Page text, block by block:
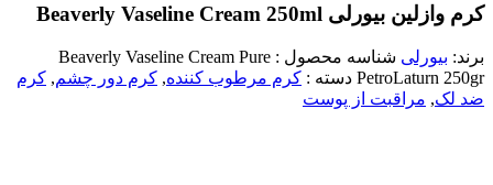
کرم وازلین بیورلی Beaverly Vaseline Cream 250ml
برند: بیورلی شناسه محصول : Beaverly Vaseline Cream Pure
PetroLaturn 250gr دسته : کرم مرطوب کننده, کرم دور چشم, کرم
ضد لک, مراقبت از پوست